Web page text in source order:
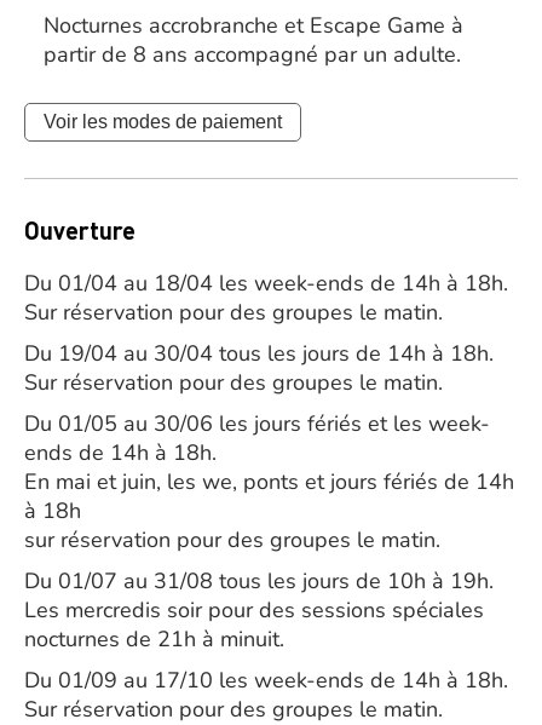
Nocturnes accrobranche et Escape Game à
partir de 8 ans accompagné par un adulte.
Voir les modes de paiement
Ouverture
Du 01/04 au 18/04 les week-ends de 14h à 18h.
Sur réservation pour des groupes le matin.
Du 19/04 au 30/04 tous les jours de 14h à 18h.
Sur réservation pour des groupes le matin.
Du 01/05 au 30/06 les jours fériés et les week-
ends de 14h à 18h.
En mai et juin, les we, ponts et jours fériés de 14h
à 18h
sur réservation pour des groupes le matin.
Du 01/07 au 31/08 tous les jours de 10h à 19h.
Les mercredis soir pour des sessions spéciales
nocturnes de 21h à minuit.
Du 01/09 au 17/10 les week-ends de 14h à 18h.
Sur réservation pour des groupes le matin.